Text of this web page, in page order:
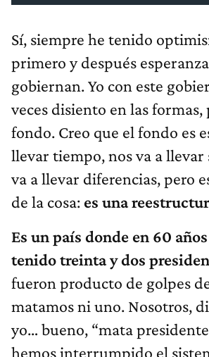
Sí, siempre he tenido
primero y después
gobiernan. Yo con este
veces disiento en las formas,
fondo. Creo que el fondo es
llevar tiempo, nos va a llevar
va a llevar diferencias, pero
de la cosa: es una
Es un país donde en 60
tenido treinta y dos
fueron producto de golpes
matamos ni uno. Nosotros,
yo… bueno, “mata
hemos interrumpido el